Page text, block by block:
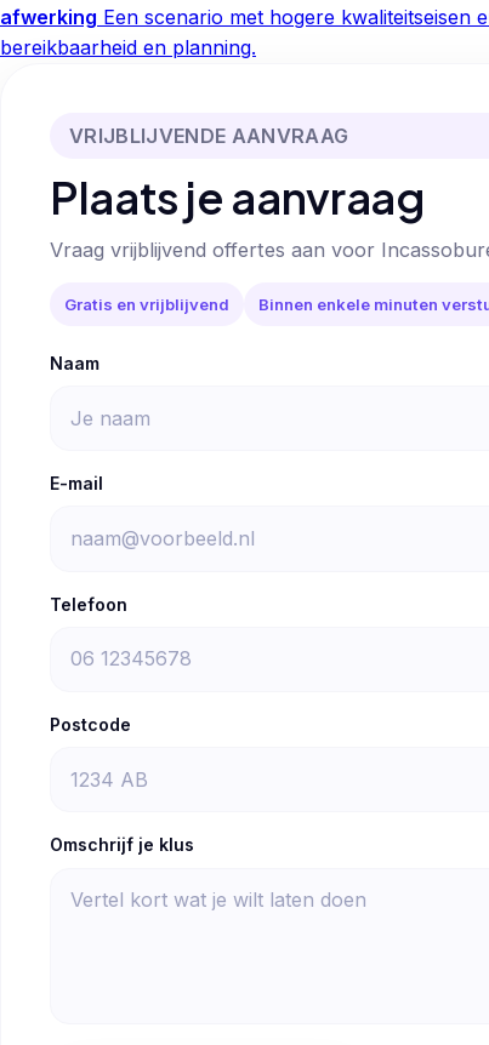
afwerking Een scenario met hogere kwaliteitseisen
bereikbaarheid en planning.
VRIJBLIJVENDE AANVRAAG
Plaats je aanvraag
Vraag vrijblijvend offertes aan voor
Gratis en vrijblijvend Binnen enkele minuten
Naam
E-mail
Telefoon
Postcode
Omschrijf je klus